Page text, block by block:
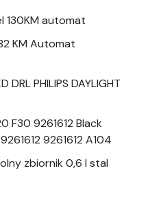
130KM automat
KM Automat
PHILIPS DAYLIGHT
F30 9261612 Black
9261612 A104
zbiornik 0,6 l stal